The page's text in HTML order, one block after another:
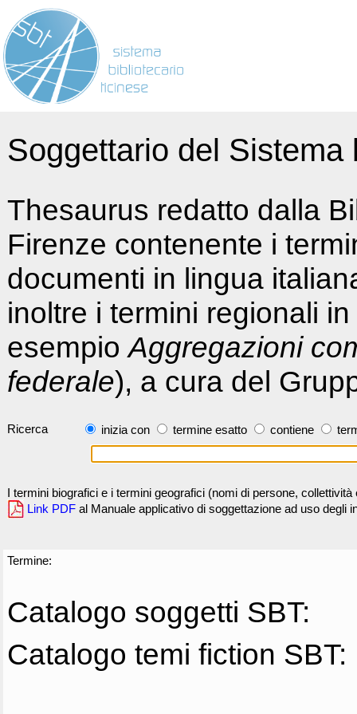
Soggettario del
Thesaurus redatto dalla
Firenze contenente i
documenti in lingua
inoltre i termini regionali
esempioAggregazioni
federale), a cura del
Ricerca inizia con termine esatto contiene
I termini biografici e i termini geografici (nomi di persone,
Link PDF al Manuale applicativo di soggettazione ad uso degli
Termine:
Catalogo soggetti SBT:
Catalogo temi fiction SBT: